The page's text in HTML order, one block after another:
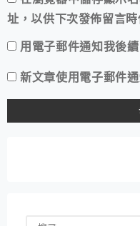
址，以供下次發佈留言時
用電子郵件通知我後續
新文章使用電子郵件通